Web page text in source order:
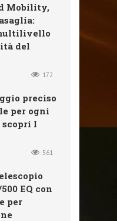
Mobility,
del
172
preciso
per ogni
scopri I
561
EQ con
per